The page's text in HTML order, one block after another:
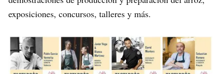
exposiciones, concursos, talleres y más.